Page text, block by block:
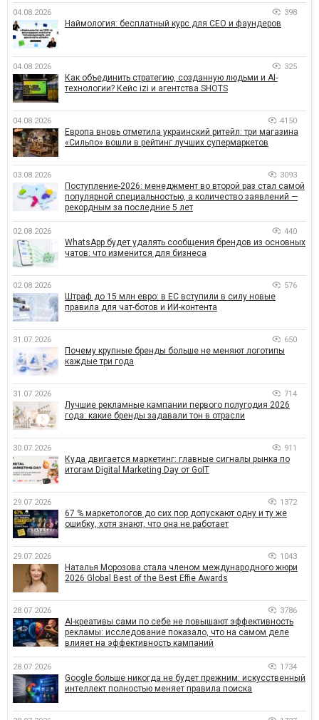
04.08.2026 398
Наймология: бесплатный курс для CEO и фаундеров
04.08.2026 325
Как объединить стратегию, созданную людьми и AI-
технологии? Кейс izi и агентства SHOTS
04.08.2026 4150
Европа вновь отметила украинский ритейл: три магазина
«Сильпо» вошли в рейтинг лучших супермаркетов
03.08.2026 3093
Поступление-2026: менеджмент во второй раз стал самой
популярной специальностью, а количество заявлений —
рекордным за последние 5 лет
02.08.2026 440
WhatsApp будет удалять сообщения брендов из основных
чатов: что изменится для бизнеса
02.08.2026 576
Штраф до 15 млн евро: в ЕС вступили в силу новые
правила для чат-ботов и ИИ-контента
31.07.2026 650
Почему крупные бренды больше не меняют логотипы
каждые три года
31.07.2026 714
Лучшие рекламные кампании первого полугодия 2026
года: какие бренды задавали тон в отрасли
30.07.2026 911
Куда двигается маркетинг: главные сигналы рынка по
итогам Digital Marketing Day от GoIT
29.07.2026 1372
67 % маркетологов до сих пор допускают одну и ту же
ошибку, хотя знают, что она не работает
29.07.2026 1043
Наталья Морозова стала членом международного жюри
2026 Global Best of the Best Effie Awards
28.07.2026 3786
AI-креативы сами по себе не повышают эффективность
рекламы: исследование показало, что на самом деле
влияет на эффективность кампаний
28.07.2026 1734
Google больше никогда не будет прежним: искусственный
интеллект полностью меняет правила поиска